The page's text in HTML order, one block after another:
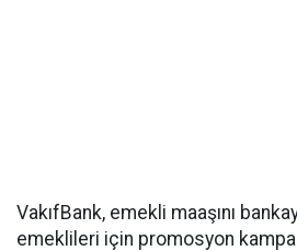
VakıfBank, emekli maaşını
emeklileri için promosyon